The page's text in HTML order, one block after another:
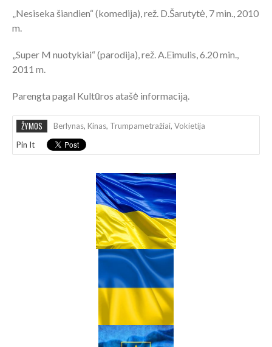
„Nesiseka šiandien“ (komedija), rež. D.Šarutytė, 7 min., 2010
m.
„Super M nuotykiai“ (parodija), rež. A.Eimulis, 6.20 min.,
2011 m.
Parengta pagal Kultūros atašė informaciją.
ŽYMOS Berlynas, Kinas, Trumpametražiai, Vokietija
Pin It